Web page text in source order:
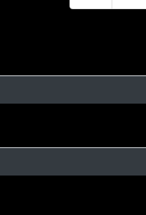
추천
비